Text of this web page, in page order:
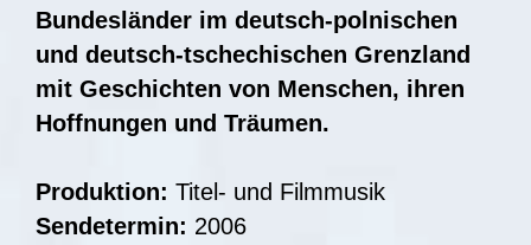
Bundesländer im deutsch-polnischen
und deutsch-tschechischen Grenzland
mit Geschichten von Menschen, ihren
Hoffnungen und Träumen.
Produktion: Titel- und Filmmusik
Sendetermin: 2006